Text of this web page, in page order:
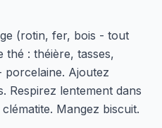
(rotin, fer, bois - tout
thé : théière, tasses,
porcelaine. Ajoutez
Respirez lentement dans
Mangez biscuit.